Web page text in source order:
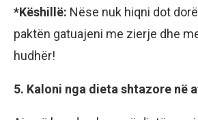
*Këshillë: Nëse nuk hiqni dot
paktën​ gatuajeni me zierje dhe
hudhër!
5. Kaloni nga dieta shtazore në